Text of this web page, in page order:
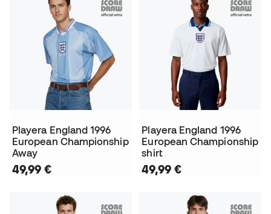
Playera England 1996
European Championship
Away
49,99 €
Playera England 1996
European Championship
shirt
49,99 €